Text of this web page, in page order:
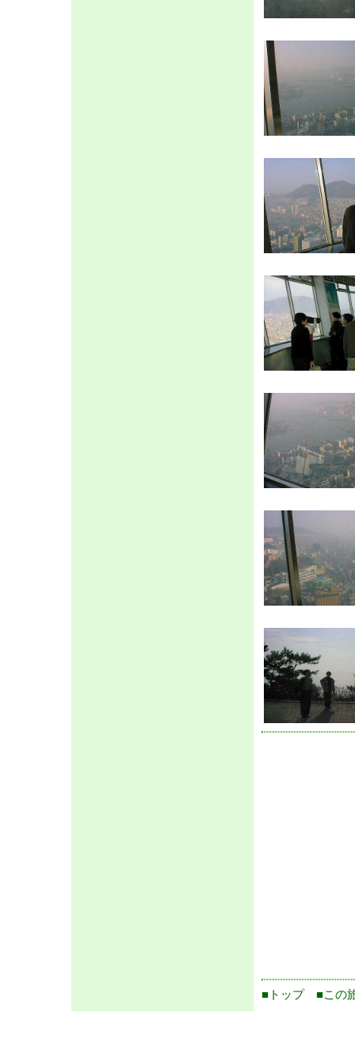
■トップ ■この